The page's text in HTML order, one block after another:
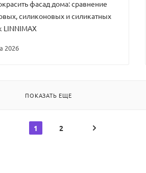
2026
фасад дома: сравнение
силиконовых и силикатных
LINNIMAX
ПОКАЗАТЬ ЕЩЕ
1 2